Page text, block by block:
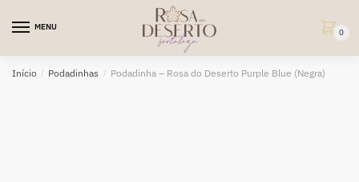
MENU
0
Início / Podadinhas / Podadinha – Rosa do Deserto Purple Blue (Negra)